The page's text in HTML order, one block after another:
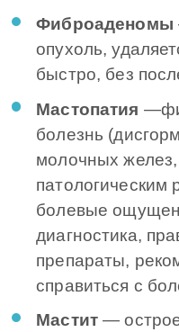
Фиброаденомы
опухоль,
быстро, без
Мастопатия
болезнь
молочных желез,
патологическим
болевые
диагностика,
препараты,
справиться с
Мастит— острое